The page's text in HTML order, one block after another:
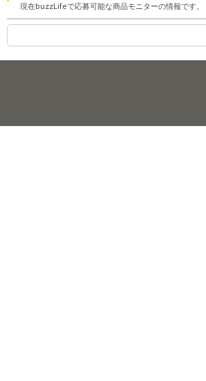
現在buzzLifeで応募可能な商品モニターの情報です。